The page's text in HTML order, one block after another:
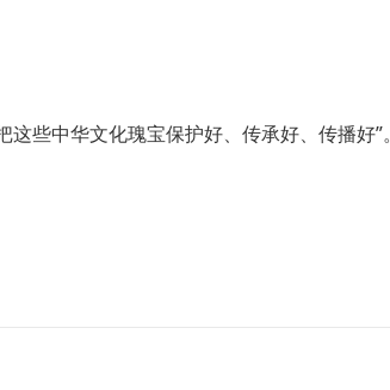
些中华文化瑰宝保护好、传承好、传播好”。